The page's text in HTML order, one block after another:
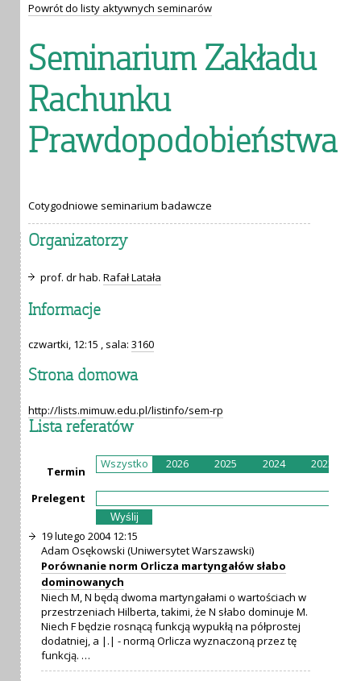
Powrót do listy aktywnych seminarów
Seminarium Zakładu
Rachunku
Prawdopodobieństwa
Cotygodniowe seminarium badawcze
Organizatorzy
prof. dr hab. Rafał Latała
Informacje
czwartki, 12:15 , sala: 3160
Strona domowa
http://lists.mimuw.edu.pl/listinfo/sem-rp
Lista referatów
Termin
Wszystko 2026 2025 2024 2023
Prelegent
19 lutego 2004 12:15
Adam Osękowski (Uniwersytet Warszawski)
Porównanie norm Orlicza martyngałów słabo
dominowanych
Niech M, N będą dwoma martyngałami o wartościach w
przestrzeniach Hilberta, takimi, że N słabo dominuje M.
Niech F będzie rosnącą funkcją wypukłą na półprostej
dodatniej, a |.| - normą Orlicza wyznaczoną przez tę
funkcją. …